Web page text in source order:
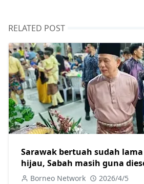
RELATED POST
Sarawak bertuah sudah
hijau, Sabah masih guna
elektrik
Borneo Network 2026/4/5